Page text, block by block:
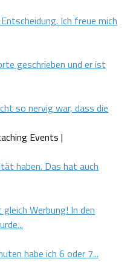
Ich freue mich
geschrieben und er ist
so nervig war, dass die
Events |
haben. Das hat auch
Werbung! In den
habe ich 6 oder 7...